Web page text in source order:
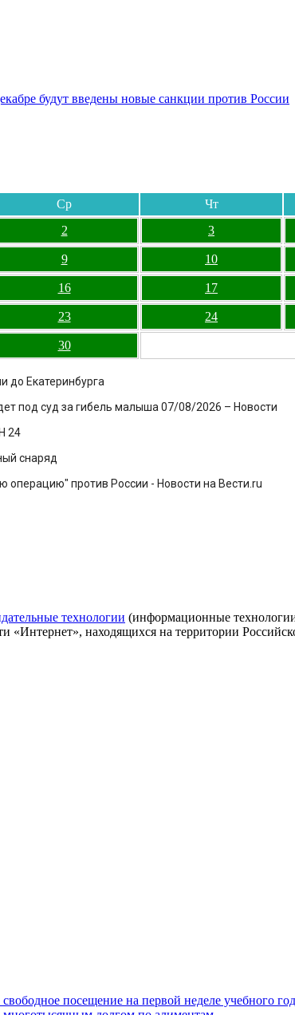
будут введены новые санкции против России
Ср Чт
2 3
9 10
16 17
23 24
30
до Екатеринбурга
под суд за гибель малыша 07/08/2026 – Новости
24
снаряд
операцию" против России - Новости на Вести.ru
технологии (информационные
«Интернет», находящихся на территории
посещение на первой неделе учебного